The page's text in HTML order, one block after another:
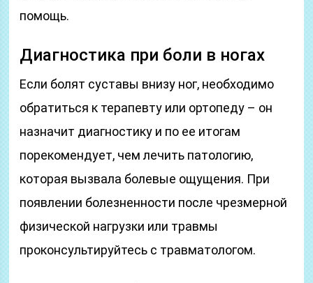
помощь.
Диагностика при боли в ногах
Если болят суставы внизу ног, необходимо
обратиться к терапевту или ортопеду – он
назначит диагностику и по ее итогам
порекомендует, чем лечить патологию,
которая вызвала болевые ощущения. При
появлении болезненности после чрезмерной
физической нагрузки или травмы
проконсультируйтесь с травматологом.